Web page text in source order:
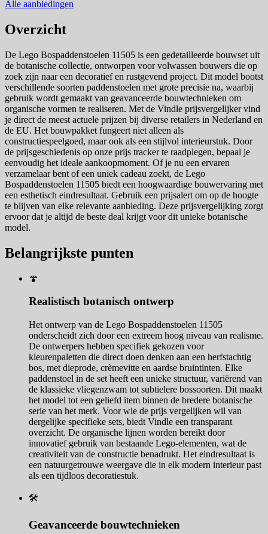
Alle aanbiedingen
Overzicht
De Lego Bospaddenstoelen 11505 is een gedetailleerde bouwset uit
de botanische collectie, ontworpen voor volwassen bouwers die op
zoek zijn naar een decoratief en rustgevend project. Dit model bootst
verschillende soorten paddenstoelen met grote precisie na, waarbij
gebruik wordt gemaakt van geavanceerde bouwtechnieken om
organische vormen te realiseren. Met de Vindle prijsvergelijker vind
je direct de meest actuele prijzen bij diverse retailers in Nederland en
de EU. Het bouwpakket fungeert niet alleen als
constructiespeelgoed, maar ook als een stijlvol interieurstuk. Door
de prijsgeschiedenis op onze prijs tracker te raadplegen, bepaal je
eenvoudig het ideale aankoopmoment. Of je nu een ervaren
verzamelaar bent of een uniek cadeau zoekt, de Lego
Bospaddenstoelen 11505 biedt een hoogwaardige bouwervaring met
een esthetisch eindresultaat. Gebruik een prijsalert om op de hoogte
te blijven van elke relevante aanbieding. Deze prijsvergelijking zorgt
ervoor dat je altijd de beste deal krijgt voor dit unieke botanische
model.
Belangrijkste punten
🍄
Realistisch botanisch ontwerp
Het ontwerp van de Lego Bospaddenstoelen 11505
onderscheidt zich door een extreem hoog niveau van realisme.
De ontwerpers hebben specifiek gekozen voor
kleurenpaletten die direct doen denken aan een herfstachtig
bos, met dieprode, crèmevitte en aardse bruintinten. Elke
paddenstoel in de set heeft een unieke structuur, variërend van
de klassieke vliegenzwam tot subtielere bossoorten. Dit maakt
het model tot een geliefd item binnen de bredere botanische
serie van het merk. Voor wie de prijs vergelijken wil van
dergelijke specifieke sets, biedt Vindle een transparant
overzicht. De organische lijnen worden bereikt door
innovatief gebruik van bestaande Lego-elementen, wat de
creativiteit van de constructie benadrukt. Het eindresultaat is
een natuurgetrouwe weergave die in elk modern interieur past
als een tijdloos decoratiestuk.
🛠️
Geavanceerde bouwtechnieken